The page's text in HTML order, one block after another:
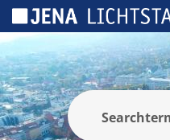
Cookies management panel